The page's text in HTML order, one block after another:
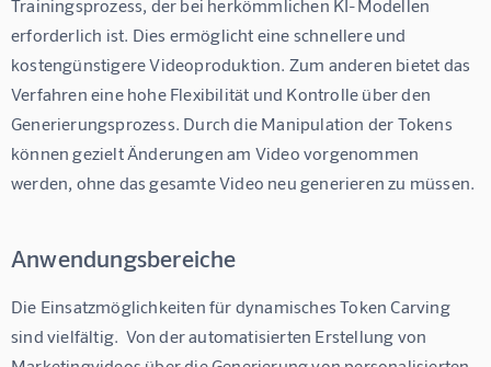
Trainingsprozess, der bei herkömmlichen KI-Modellen
erforderlich ist. Dies ermöglicht eine schnellere und
kostengünstigere Videoproduktion. Zum anderen bietet das
Verfahren eine hohe Flexibilität und Kontrolle über den
Generierungsprozess. Durch die Manipulation der Tokens
können gezielt Änderungen am Video vorgenommen
werden, ohne das gesamte Video neu generieren zu müssen.
Anwendungsbereiche
Die Einsatzmöglichkeiten für dynamisches Token Carving
sind vielfältig.  Von der automatisierten Erstellung von